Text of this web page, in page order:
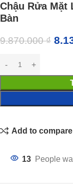
Chậu Rửa Mặt
Bàn
9.870.000₫
Add to compare
13 People